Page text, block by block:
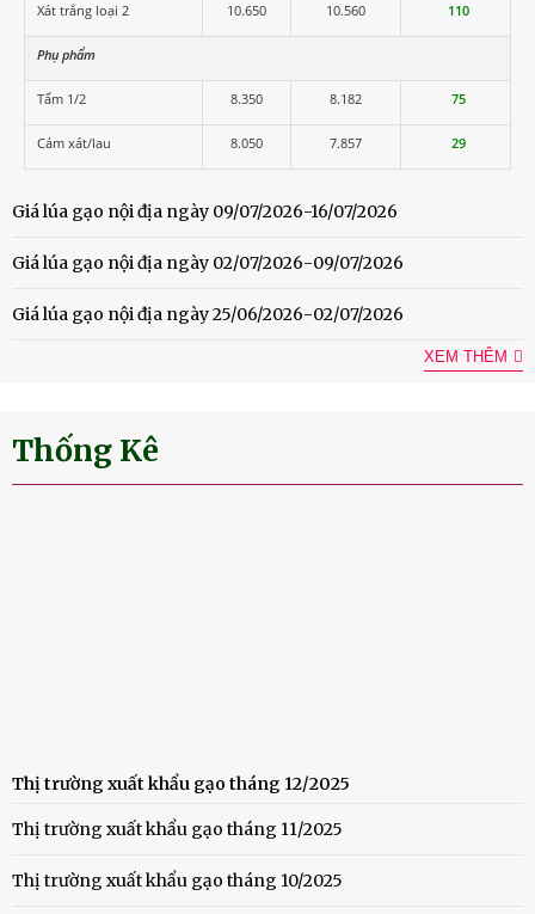
Xát trắng loại 2 10.650 10.560 110
Phụ phẩm
Tấm 1/2 8.350 8.182 75
Cám xát/lau 8.050 7.857 29
Giá lúa gạo nội địa ngày 09/07/2026-16/07/2026
Giá lúa gạo nội địa ngày 02/07/2026-09/07/2026
Giá lúa gạo nội địa ngày 25/06/2026-02/07/2026
XEM THÊM
Thống Kê
Thị trường xuất khẩu gạo tháng 12/2025
Thị trường xuất khẩu gạo tháng 11/2025
Thị trường xuất khẩu gạo tháng 10/2025